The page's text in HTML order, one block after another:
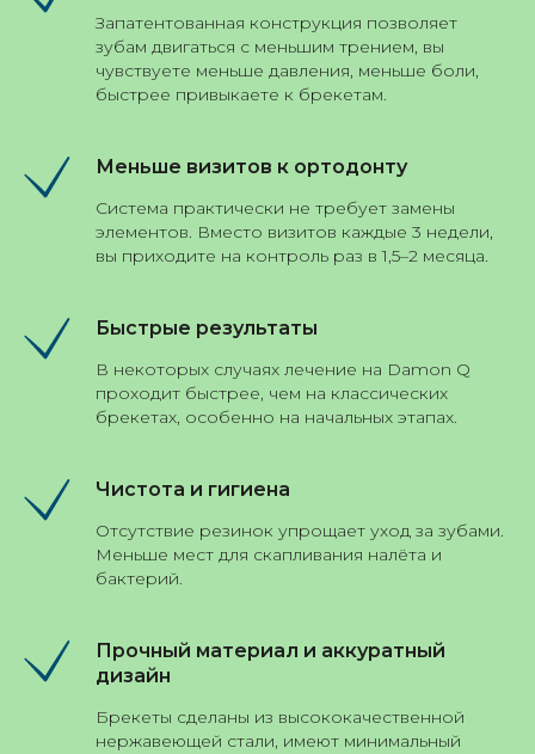
Запатентованная конструкция позволяет
зубам двигаться с меньшим трением, вы
чувствуете меньше давления, меньше боли,
быстрее привыкаете к брекетам.
Меньше визитов к ортодонту
Система практически не требует замены
элементов. Вместо визитов каждые 3 недели,
вы приходите на контроль раз в 1,5–2 месяца.
Быстрые результаты
В некоторых случаях лечение на Damon Q
проходит быстрее, чем на классических
брекетах, особенно на начальных этапах.
Чистота и гигиена
Отсутствие резинок упрощает уход за зубами.
Меньше мест для скапливания налёта и
бактерий.
Прочный материал и аккуратный
дизайн
Брекеты сделаны из высококачественной
нержавеющей стали, имеют минимальный